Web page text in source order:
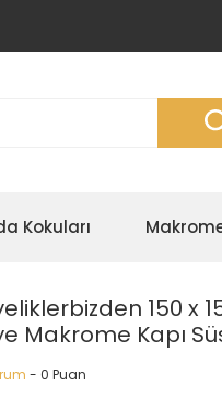
Kokuları
150 x
Makrome Kapı
- 0 Puan